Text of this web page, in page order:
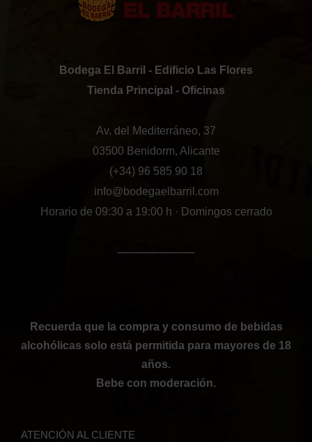
Bodega El Barril - Edificio Las Flores
Tienda Principal - Oficinas
Av. del Mediterráneo, 37
03500 Benidorm, Alicante
(+34) 96 585 90 18
info@bodegaelbarril.com
Horario de 09:30 a 19:00 h · Domingos cerrado
──────────
Recuerda que la compra y consumo de bebidas
alcohólicas solo está permitida para mayores de 18
años.
Bebe con moderación.
ATENCIÓN AL CLIENTE